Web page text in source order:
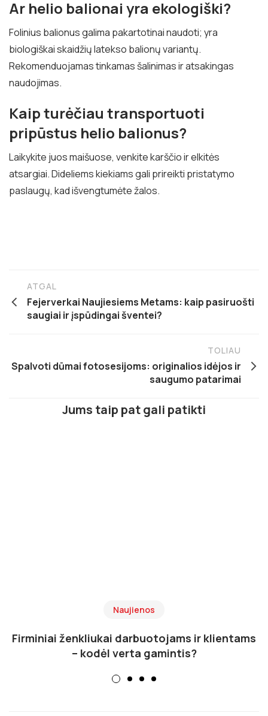
Ar helio balionai yra ekologiški?
Folinius balionus galima pakartotinai naudoti; yra
biologiškai skaidžių latekso balionų variantų.
Rekomenduojamas tinkamas šalinimas ir atsakingas
naudojimas.
Kaip turėčiau transportuoti
pripūstus helio balionus?
Laikykite juos maišuose, venkite karščio ir elkitės
atsargiai. Dideliems kiekiams gali prireikti pristatymo
paslaugų, kad išvengtumėte žalos.
ATGAL
Fejerverkai Naujiesiems Metams: kaip pasiruošti
saugiai ir įspūdingai šventei?
TOLIAU
Spalvoti dūmai fotosesijoms: originalios idėjos ir
saugumo patarimai
Jums taip pat gali patikti
Naujienos
Firminiai ženkliukai darbuotojams ir klientams
– kodėl verta gamintis?